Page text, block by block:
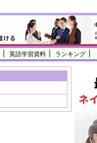
英語学習資料 ランキング